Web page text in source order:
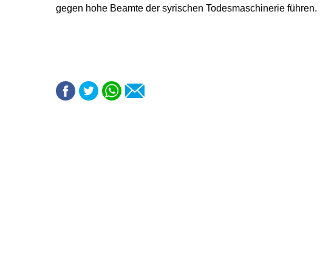
gegen hohe Beamte der syrischen Todesmaschinerie führen.